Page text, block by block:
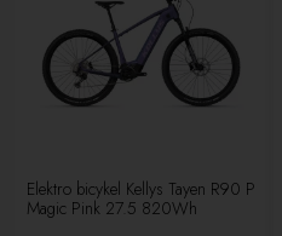
Elektro bicykel Kellys Tayen R90 P
Magic Pink 27.5 820Wh